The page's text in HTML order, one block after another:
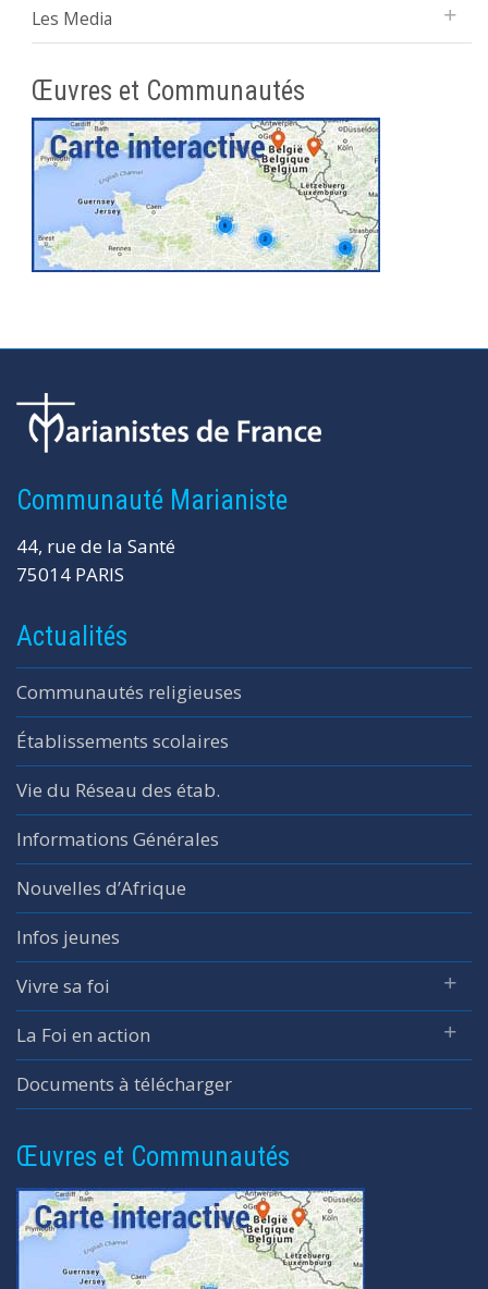
Les Media
Œuvres et Communautés
Communauté Marianiste
44, rue de la Santé
75014 PARIS
Actualités
Communautés religieuses
Établissements scolaires
Vie du Réseau des étab.
Informations Générales
Nouvelles d’Afrique
Infos jeunes
Vivre sa foi
La Foi en action
Documents à télécharger
Œuvres et Communautés